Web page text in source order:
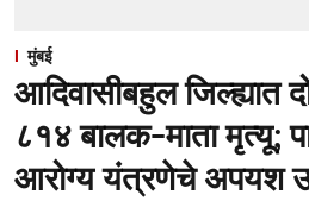
मुंबई
आदिवासीबहुल जिल्ह्यात
८१४ बालक-माता मृत्यू;
आरोग्य यंत्रणेचे अपयश